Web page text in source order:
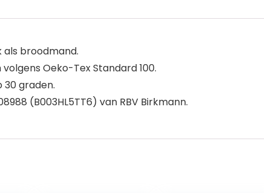
broodmand.
Oeko-Tex Standard 100.
30 graden.
(B003HL5TT6) van RBV Birkmann.